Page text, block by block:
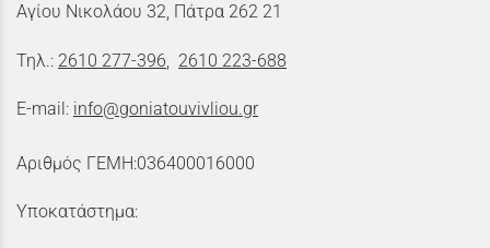
Αγίου Νικολάου 32, Πάτρα 262 21
Τηλ.: 2610 277-396 2610 223-688
E-mail: info@goniatouvivliou.gr
Αριθμός ΓΕΜΗ:036400016000
Υποκατάστημα: